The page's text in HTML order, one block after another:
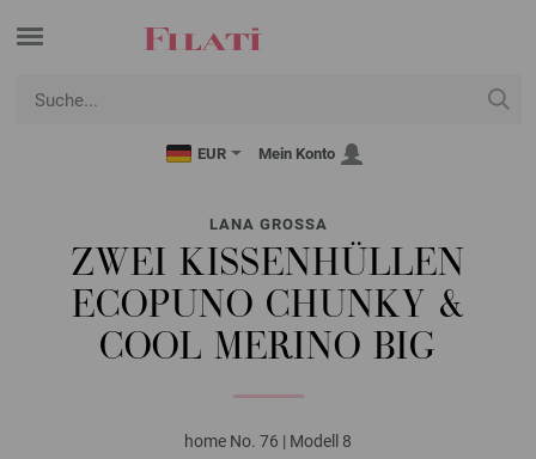
EUR Mein Konto
LANA GROSSA
ZWEI KISSENHÜLLEN
ECOPUNO CHUNKY &
COOL MERINO BIG
home No. 76 | Modell 8